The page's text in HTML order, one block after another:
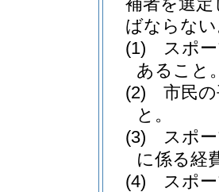
ばならな
(1)
スポ
あること
(2)
市民
と。
(3)
スポ
に係る経
(4)
スポ